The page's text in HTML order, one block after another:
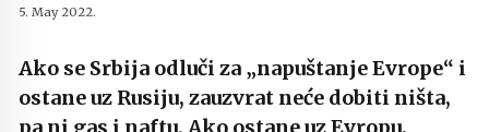
5. May 2022.
Ako se Srbija odluči za „napuštanje Evrope“ i
ostane uz Rusiju, zauzvrat neće dobiti ništa,
pa ni gas i naftu. Ako ostane uz Evropu,